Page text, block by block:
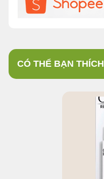
CÓ THỂ BẠN THÍCH